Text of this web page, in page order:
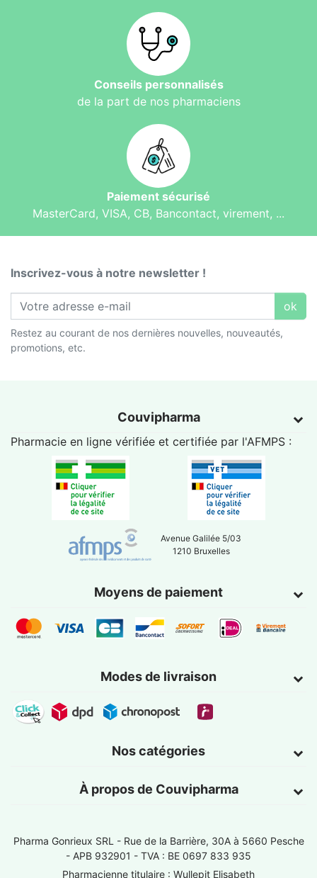
Conseils personnalisés
de la part de nos pharmaciens
Paiement sécurisé
MasterCard, VISA, CB, Bancontact, virement, ...
Inscrivez-vous à notre newsletter !
ok
Restez au courant de nos dernières nouvelles, nouveautés,
promotions, etc.
Couvipharma
Pharmacie en ligne vérifiée et certifiée par l'AFMPS :
Avenue Galilée 5/03
1210 Bruxelles
Moyens de paiement
Modes de livraison
Nos catégories
À propos de Couvipharma
Pharma Gonrieux SRL - Rue de la Barrière, 30A à 5660 Pesche
- APB 932901 - TVA : BE 0697 833 935
Pharmacienne titulaire : Wullepit Elisabeth